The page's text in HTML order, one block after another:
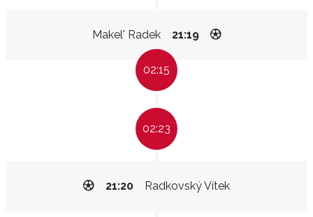
Makel' Radek 21:19
02:15
02:23
Radkovský Vítek
21:20